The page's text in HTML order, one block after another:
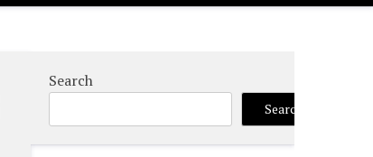
Search
Search